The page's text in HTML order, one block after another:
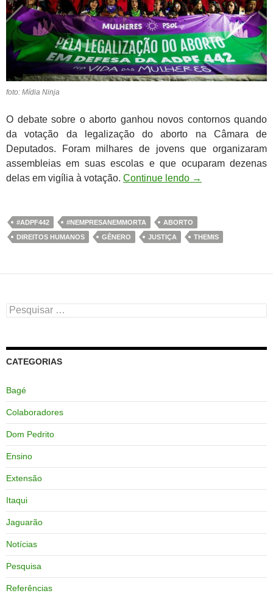
foto: Mídia Ninja
O debate sobre o aborto ganhou novos contornos quando
da votação da legalização do aborto na Câmara de
Deputados. Foram milhares de jovens que organizaram
assembleias em suas escolas e que ocuparam dezenas
delas em vigília à votação. Continue lendo →
#ADPF442 #NEMPRESANEMMORTA
ABORTO
DIREITOS HUMANOS
GÊNERO JUSTIÇA THEMIS
Pesquisar
por:
CATEGORIAS
Bagé
Colaboradores
Dom Pedrito
Ensino
Extensão
Itaqui
Jaguarão
Notícias
Pesquisa
Referências